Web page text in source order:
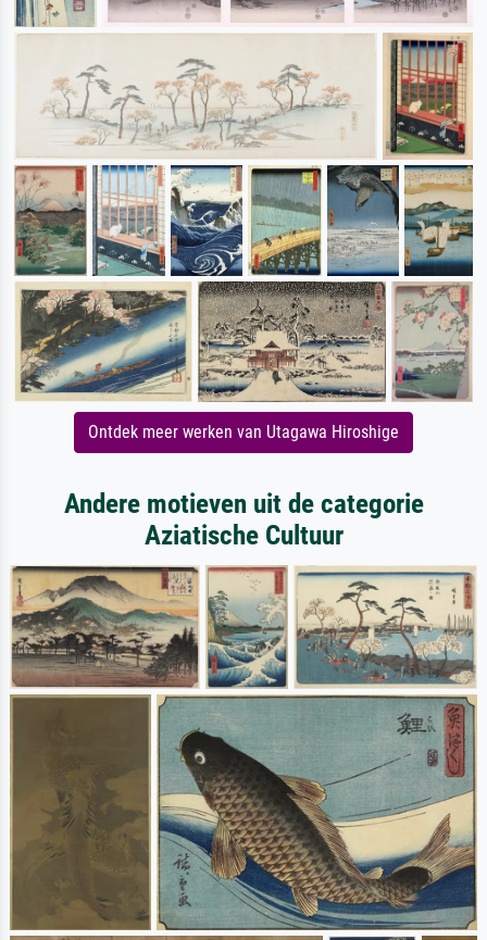
Ontdek meer werken van Utagawa Hiroshige
Andere motieven uit de categorie
Aziatische Cultuur